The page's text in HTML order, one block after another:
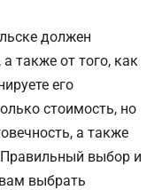
должен
также от того, как
его
стоимость, но
а также
выбор и
выбрать